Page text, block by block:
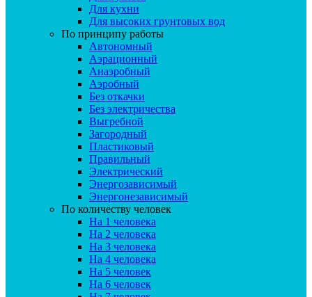
Для кухни
Для высоких грунтовых вод
По принципу работы
Автономный
Аэрационный
Анаэробный
Аэробный
Без откачки
Без электричества
Выгребной
Загородный
Пластиковый
Правильный
Электрический
Энергозависимый
Энергонезависимый
По количеству человек
На 1 человека
На 2 человека
На 3 человека
На 4 человека
На 5 человек
На 6 человек